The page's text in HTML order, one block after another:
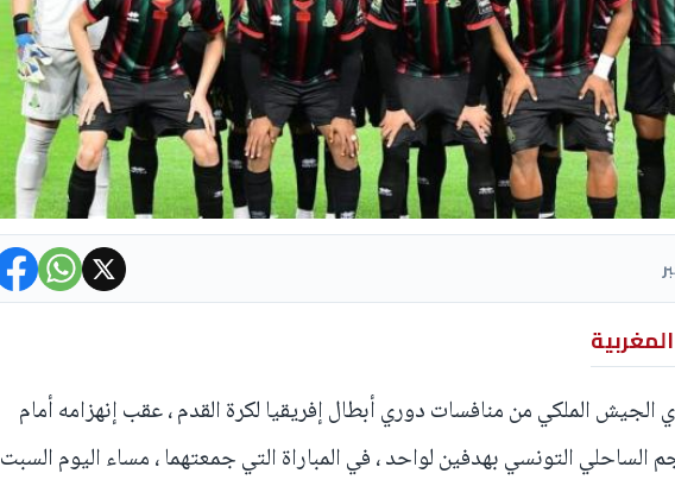
المغربية
الجيش الملكي من منافسات دوري أبطال إفريقيا لكرة القدم ، عقب إنهزامه أمام
الساحلي التونسي بهدفين لواحد ، في المباراة التي جمعتهما ، مساء اليوم السبت